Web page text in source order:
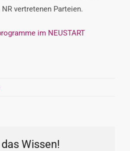
vertretenen Parteien.
im NEUSTART
Wissen!